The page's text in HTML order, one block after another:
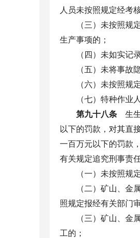
人员未按照规定经考
（三）未按照规
生产事项的；
（四）未如实记
（五）未将事故
（六）未按照规
（七）特种作业
第九十八条 生生
以下的罚款，对其直
一百万元以下的罚款
有关规定追究刑事责
（一）未按照规
（二）矿山、金
照规定报经有关部门
（三）矿山、金
工的；